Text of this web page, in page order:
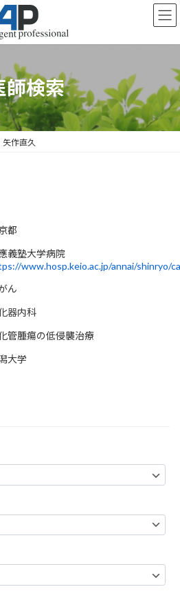
師検索
矢作直久
都
義塾大学病院
www.hosp.keio.ac.jp/annai/shinryo/
ん
器内科
管腫瘍の低侵襲治療
大学